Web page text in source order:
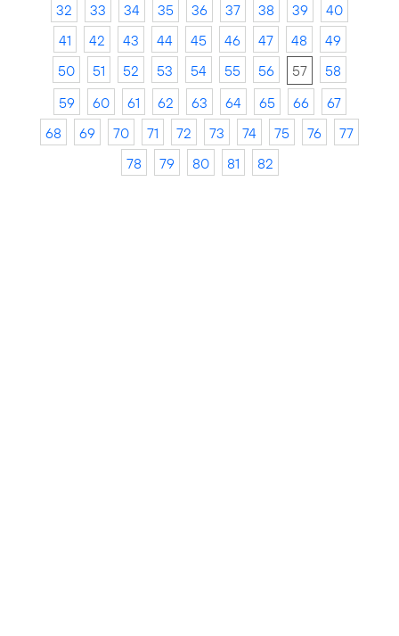
32
33 34 35 36 37 38 39
40
41
42 43 44 45 46 47 48
49
50
51 52 53 54 55 56 57
58
59
60 61 62 63 64 65 66
67
68
69 70 71 72 73 74 75 76
77
78
79 80 81 82